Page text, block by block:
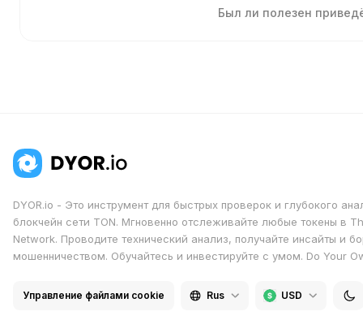
Был ли полезен
DYOR.io - Это инструмент для быстрых проверок и глубокого
блокчейн сети TON. Мгновенно отслеживайте любые токены в
Network. Проводите технический анализ, получайте инсайты и
мошенничеством. Обучайтесь и инвестируйте с умом. Do Your
Управление файлами cookie Rus USD